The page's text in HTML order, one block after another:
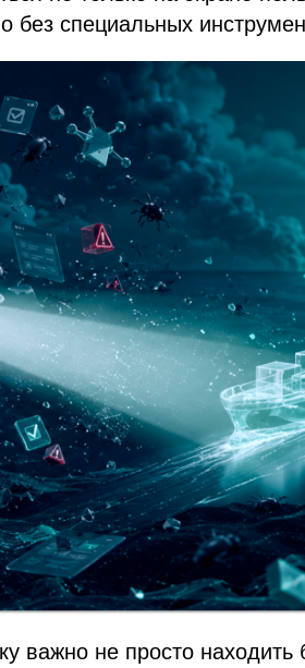
без специальных
важно не просто находить